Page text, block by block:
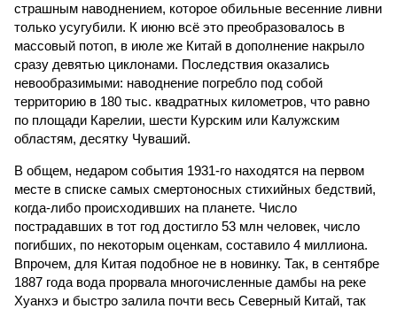
страшным наводнением, которое обильные весенние ливни
только усугубили. К июню всё это преобразовалось в
массовый потоп, в июле же Китай в дополнение накрыло
сразу девятью циклонами. Последствия оказались
невообразимыми: наводнение погребло под собой
территорию в 180 тыс. квадратных километров, что равно
по площади Карелии, шести Курским или Калужским
областям, десятку Чуваший.
В общем, недаром события 1931-го находятся на первом
месте в списке самых смертоносных стихийных бедствий,
когда-либо происходивших на планете. Число
пострадавших в тот год достигло 53 млн человек, число
погибших, по некоторым оценкам, составило 4 миллиона.
Впрочем, для Китая подобное не в новинку. Так, в сентябре
1887 года вода прорвала многочисленные дамбы на реке
Хуанхэ и быстро залила почти весь Северный Китай, так